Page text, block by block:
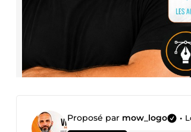
Proposé par mow_logo •